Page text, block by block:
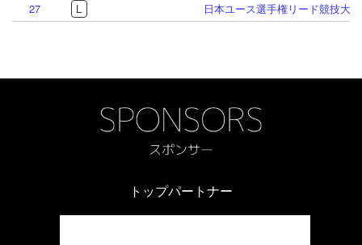
27
L 日本ユース選手権リード競技大
トップパートナー